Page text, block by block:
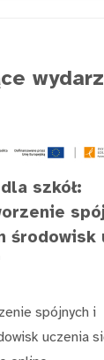
szkół:
środowisk
spójnych i
uczenia